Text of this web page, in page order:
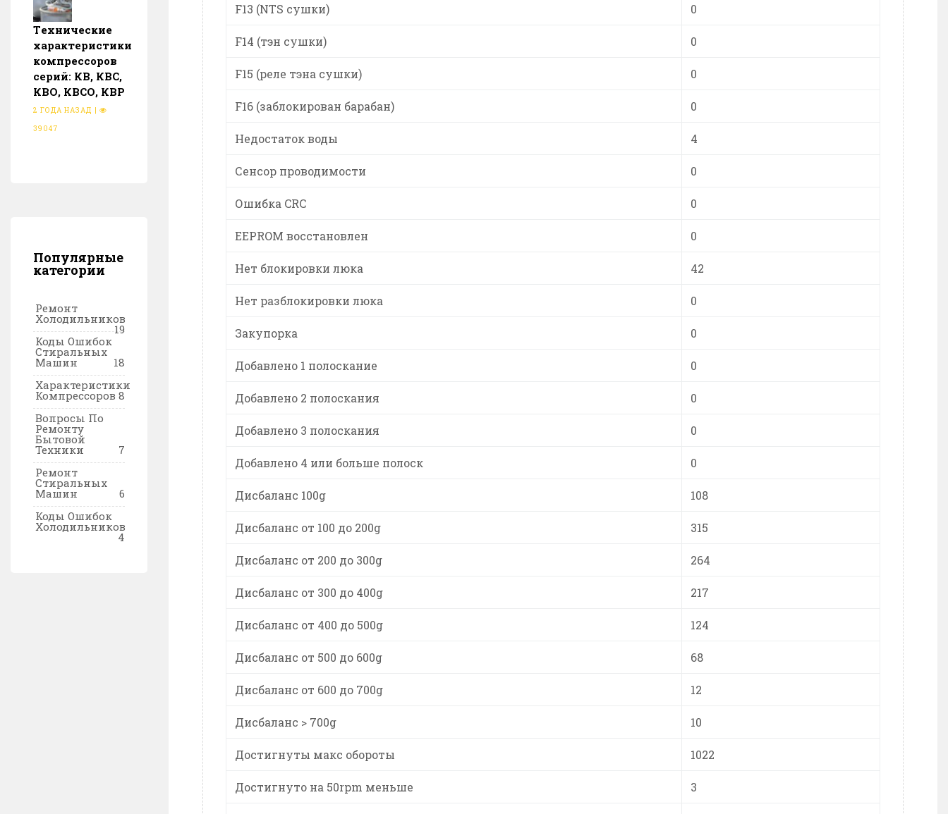
Тeхнические
характеристики
компрессоров
серий: КВ, КВС,
КВО, КВСО, КВР
2 ГОДА НАЗАД |
39047
Популярные
категории
Ремонт
Холодильников
19
Коды Ошибок
Стиральных
Машин
18
Характеристики
Компрессоров 8
Вопросы По
Ремонту
Бытовой
Техники
7
Ремонт
Стиральных
Машин
6
Коды Ошибок
Холодильников
4
F13 (NTS сушки) 0
F14 (тэн сушки) 0
F15 (реле тэна сушки) 0
F16 (заблокирован барабан) 0
Недостаток воды 4
Сенсор проводимости 0
Ошибка CRC 0
EEPROM восстановлен 0
Нет блокировки люка 42
Нет разблокировки люка 0
Закупорка 0
Добавлено 1 полоскание 0
Добавлено 2 полоскания 0
Добавлено 3 полоскания 0
Добавлено 4 или больше полоск 0
Дисбаланс 100g 108
Дисбаланс от 100 до 200g 315
Дисбаланс от 200 до 300g 264
Дисбаланс от 300 до 400g 217
Дисбаланс от 400 до 500g 124
Дисбаланс от 500 до 600g 68
Дисбаланс от 600 до 700g 12
Дисбаланс > 700g 10
Достигнуты макс обороты 1022
Достигнуто на 50rpm меньше 3